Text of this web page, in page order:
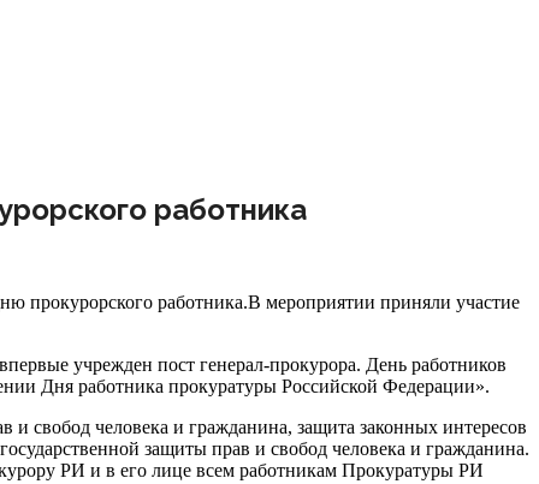
работника
прокурорского работника.В мероприятии приняли участие
учрежден пост генерал-прокурора. День работников
Дня работника прокуратуры Российской Федерации».
свобод человека и гражданина, защита законных интересов
защиты прав и свобод человека и гражданина.
РИ и в его лице всем работникам Прокуратуры РИ